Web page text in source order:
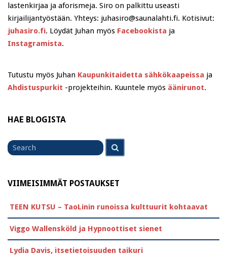
lastenkirjaa ja aforismeja. Siro on palkittu useasti
kirjailijantyöstään. Yhteys: juhasiro@saunalahti.fi. Kotisivut:
juhasiro.fi. Löydät Juhan myös Facebookista ja
Instagramista.
Tutustu myös Juhan Kaupunkitaidetta sähkökaapeissa ja
Ahdistuspurkit -projekteihin. Kuuntele myös äänirunot.
HAE BLOGISTA
Search
for
VIIMEISIMMÄT POSTAUKSET
TEEN KUTSU – TaoLinin runoissa kulttuurit kohtaavat
Viggo Wallensköld ja Hypnoottiset sienet
Lydia Davis, itsetietoisuuden taikuri